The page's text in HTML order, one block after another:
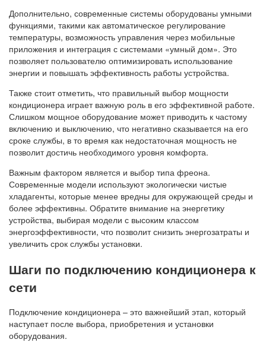
Дополнительно, современные системы оборудованы умными
функциями, такими как автоматическое регулирование
температуры, возможность управления через мобильные
приложения и интеграция с системами «умный дом». Это
позволяет пользователю оптимизировать использование
энергии и повышать эффективность работы устройства.
Также стоит отметить, что правильный выбор мощности
кондиционера играет важную роль в его эффективной работе.
Слишком мощное оборудование может приводить к частому
включению и выключению, что негативно сказывается на его
сроке службы, в то время как недостаточная мощность не
позволит достичь необходимого уровня комфорта.
Важным фактором является и выбор типа фреона.
Современные модели используют экологически чистые
хладагенты, которые менее вредны для окружающей среды и
более эффективны. Обратите внимание на энергетику
устройства, выбирая модели с высоким классом
энергоэффективности, что позволит снизить энергозатраты и
увеличить срок службы установки.
Шаги по подключению кондиционера к
сети
Подключение кондиционера – это важнейший этап, который
наступает после выбора, приобретения и установки
оборудования.